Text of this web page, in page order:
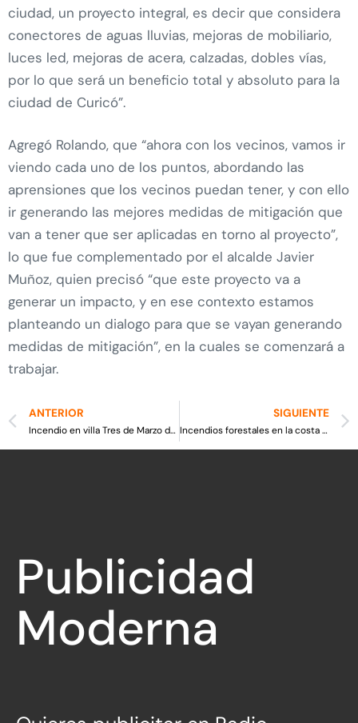
ciudad, un proyecto integral, es decir que considera
conectores de aguas lluvias, mejoras de mobiliario,
luces led, mejoras de acera, calzadas, dobles vías,
por lo que será un beneficio total y absoluto para la
ciudad de Curicó”.
Agregó Rolando, que “ahora con los vecinos, vamos ir
viendo cada uno de los puntos, abordando las
aprensiones que los vecinos puedan tener, y con ello
ir generando las mejores medidas de mitigación que
van a tener que ser aplicadas en torno al proyecto”,
lo que fue complementado por el alcalde Javier
Muñoz, quien precisó “que este proyecto va a
generar un impacto, y en ese contexto estamos
planteando un dialogo para que se vayan generando
medidas de mitigación”, en la cuales se comenzará a
trabajar.
ANTERIOR
Incendio en villa Tres de Marzo dejó daños, 5 damnificados, y 2 detenidos
SIGUIENTE
Incendios forestales en la costa y Los castaños dejan 12 hectáreas consumidas
Publicidad
Moderna